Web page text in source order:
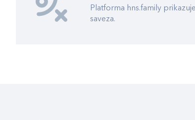
Platforma hns.family
saveza.